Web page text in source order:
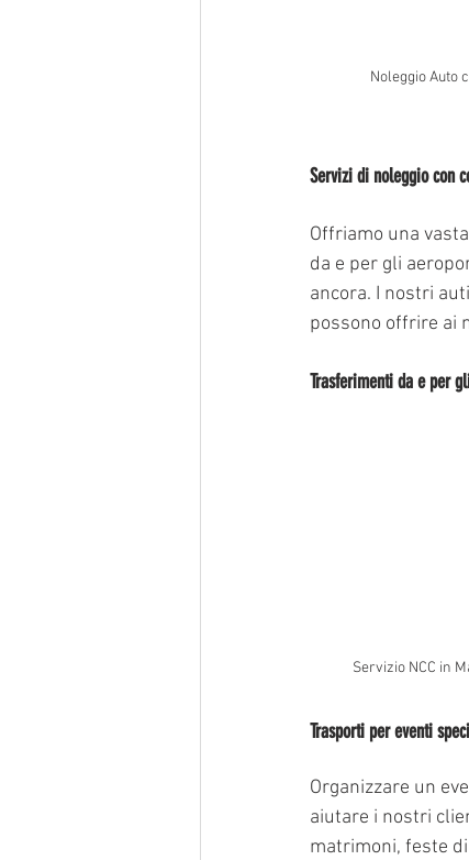
Noleggio Auto
Servizi di noleggio con
Offriamo una
da e per gli
ancora. I nostri
possono offrire ai
Trasferimenti da e per
Servizio NCC in
Trasporti per eventi
Organizzare un
aiutare i nostri
matrimoni, feste